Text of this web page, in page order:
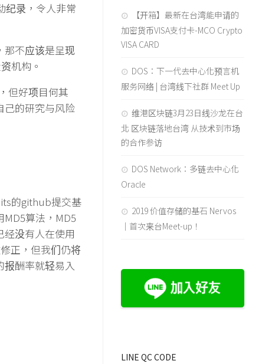
纪录，令人非常
那不应该是呈现
机构。
但好项目何其
己的研究与风险
的github提交基
算法，MD5
没有人在使用
正，但我们仍将
酬率就轻易入
【开箱】最新在台湾能申请的
加密货币VISA支付卡-MCO Crypto
VISA CARD
DOS：下一代去中心化预言机
服务网络 | 台湾线下社群 Meet Up
维港区块链3月23日线沙龙在台
北 区块链落地台湾 从技术到市场
的合作参访
DOS Network：多链去中心化
Oracle
2019 价值存储的基石 Nervos
｜首次来台Meet-up！
LINE QC CODE